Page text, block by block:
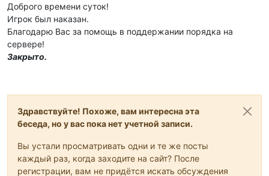
Доброго времени суток!
Игрок был наказан.
Благодарю Вас за помощь в поддержании порядка на
сервере!
Закрыто.
Здравствуйте! Похоже, вам интересна эта
беседа, но у вас пока нет учетной записи.
Вы устали просматривать одни и те же посты
каждый раз, когда заходите на сайт? После
регистрации, вам не придётся искать обсуждения